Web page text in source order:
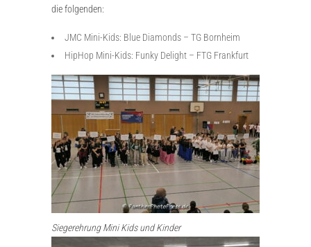
die folgenden:
JMC Mini-Kids: Blue Diamonds – TG Bornheim
HipHop Mini-Kids: Funky Delight – FTG Frankfurt
Siegerehrung Mini Kids und Kinder